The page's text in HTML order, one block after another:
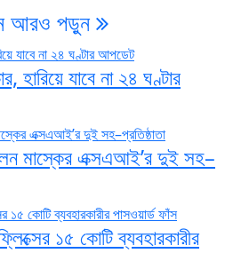
আরও পড়ুন
হারিয়ে যাবে না ২৪ ঘণ্টার
মাস্কের এক্সএআই’র দুই সহ–
১৫ কোটি ব্যবহারকারীর